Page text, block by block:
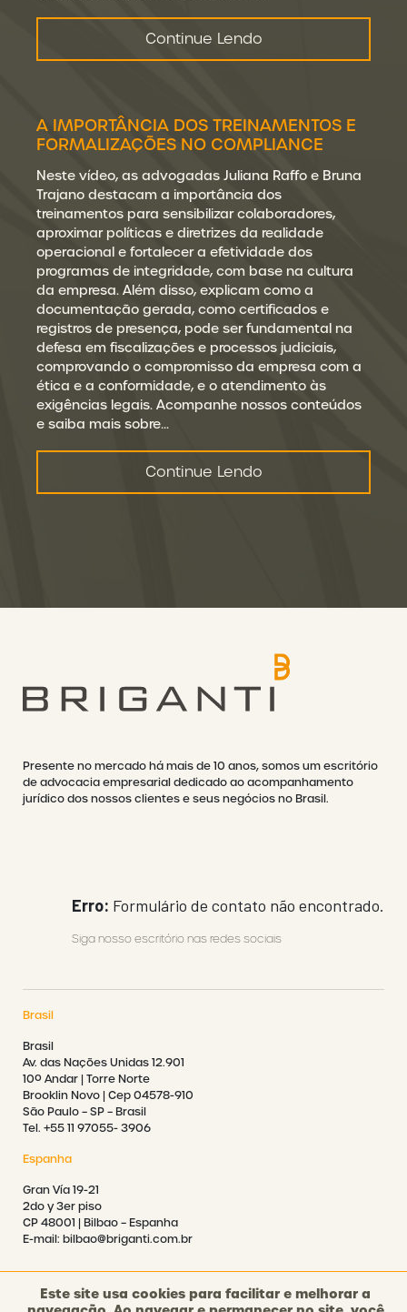
Continue Lendo
A IMPORTÂNCIA DOS TREINAMENTOS E
FORMALIZAÇÕES NO COMPLIANCE
Neste vídeo, as advogadas Juliana Raffo e Bruna
Trajano destacam a importância dos
treinamentos para sensibilizar colaboradores,
aproximar políticas e diretrizes da realidade
operacional e fortalecer a efetividade dos
programas de integridade, com base na cultura
da empresa. Além disso, explicam como a
documentação gerada, como certificados e
registros de presença, pode ser fundamental na
defesa em fiscalizações e processos judiciais,
comprovando o compromisso da empresa com a
ética e a conformidade, e o atendimento às
exigências legais. Acompanhe nossos conteúdos
e saiba mais sobre…
Continue Lendo
Presente no mercado há mais de 10 anos, somos um escritório
de advocacia empresarial dedicado ao acompanhamento
jurídico dos nossos clientes e seus negócios no Brasil.
Erro: Formulário de contato não encontrado.
Siga nosso escritório nas redes sociais
Brasil
Brasil
Av. das Nações Unidas 12.901
10º Andar | Torre Norte
Brooklin Novo | Cep 04578-910
São Paulo – SP – Brasil
Tel. +55 11 97055- 3906
Espanha
Gran Vía 19-21
2do y 3er piso
CP 48001 | Bilbao – Espanha
E-mail: bilbao@briganti.com.br
Este site usa cookies para facilitar e melhorar a